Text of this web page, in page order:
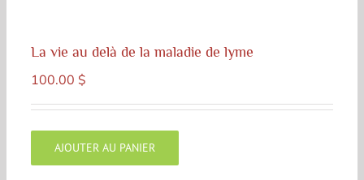
La vie au delà de la maladie de lyme
100.00 $
AJOUTER AU PANIER